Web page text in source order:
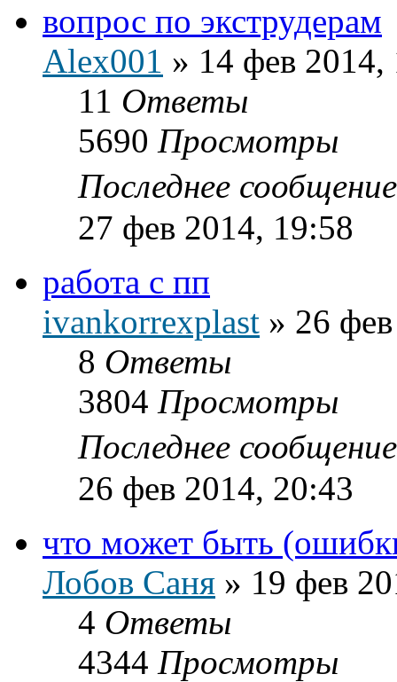
вопрос по экструдерам
Alex001 » 14 фев 2014,
11 Ответы
5690 Просмотры
Последнее
27 фев 2014, 19:58
работа с пп
ivankorrexplast » 26
8 Ответы
3804 Просмотры
Последнее
26 фев 2014, 20:43
что может быть
Лобов Саня » 19 фев
4 Ответы
4344 Просмотры